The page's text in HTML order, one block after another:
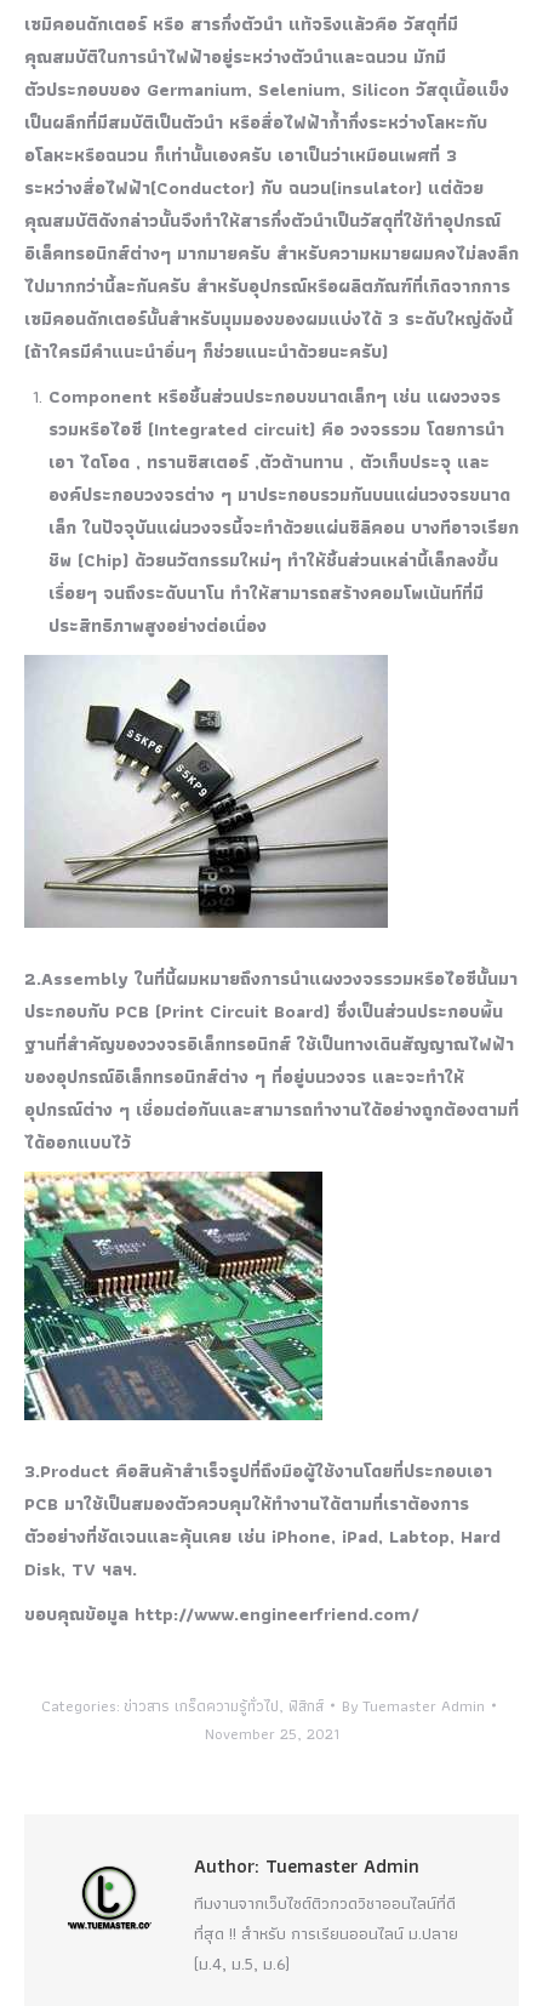
เซมิคอนดักเตอร์ หรือ สารกึ่งตัวนำ แท้จริงแล้วคือ วัสดุที่มี
คุณสมบัติในการนำไฟฟ้าอยู่ระหว่างตัวนำและฉนวน มักมี
ตัวประกอบของ Germanium, Selenium, Silicon วัสดุเนื้อแข็ง
เป็นผลึกที่มีสมบัติเป็นตัวนำ หรือสื่อไฟฟ้าก้ำกึ่งระหว่างโลหะกับ
อโลหะหรือฉนวน ก็เท่านั้นเองครับ เอาเป็นว่าเหมือนเพศที่ 3
ระหว่างสื่อไฟฟ้า(Conductor) กับ ฉนวน(insulator) แต่ด้วย
คุณสมบัติดังกล่าวนั้นจึงทำให้สารกึ่งตัวนำเป็นวัสดุที่ใช้ทำอุปกรณ์
อิเล็คทรอนิกส์ต่างๆ มากมายครับ สำหรับความหมายผมคงไม่ลงลึก
ไปมากกว่านี้ละกันครับ สำหรับอุปกรณ์หรือผลิตภัณฑ์ที่เกิดจากการ
เซมิคอนดักเตอร์นั้นสำหรับมุมมองของผมแบ่งได้ 3 ระดับใหญ่ดังนี้
(ถ้าใครมีคำแนะนำอื่นๆ ก็ช่วยแนะนำด้วยนะครับ)
Component หรือชิ้นส่วนประกอบขนาดเล็กๆ เช่น แผงวงจร
รวมหรือไอซี (Integrated circuit) คือ วงจรรวม โดยการนำ
เอา ไดโอด , ทรานซิสเตอร์ ,ตัวต้านทาน , ตัวเก็บประจุ และ
องค์ประกอบวงจรต่าง ๆ มาประกอบรวมกันบนแผ่นวงจรขนาด
เล็ก ในปัจจุบันแผ่นวงจรนี้จะทำด้วยแผ่นซิลิคอน บางทีอาจเรียก
ชิพ (Chip) ด้วยนวัตกรรมใหม่ๆ ทำให้ชิ้นส่วนเหล่านี้เล็กลงขึ้น
เรื่อยๆ จนถึงระดับนาโน ทำให้สามารถสร้างคอมโพเน้นท์ที่มี
ประสิทธิภาพสูงอย่างต่อเนื่อง
2.Assembly ในที่นี้ผมหมายถึงการนำแผงวงจรรวมหรือไอซีนั้นมา
ประกอบกับ PCB (Print Circuit Board) ซึ่งเป็นส่วนประกอบพื้น
ฐานที่สำคัญของวงจรอิเล็กทรอนิกส์ ใช้เป็นทางเดินสัญญาณไฟฟ้า
ของอุปกรณ์อิเล็กทรอนิกส์ต่าง ๆ ที่อยู่บนวงจร และจะทำให้
อุปกรณ์ต่าง ๆ เชื่อมต่อกันและสามารถทำงานได้อย่างถูกต้องตามที่
ได้ออกแบบไว้
3.Product คือสินค้าสำเร็จรูปที่ถึงมือผู้ใช้งานโดยที่ประกอบเอา
PCB มาใช้เป็นสมองตัวควบคุมให้ทำงานได้ตามที่เราต้องการ
ตัวอย่างที่ชัดเจนและคุ้นเคย เช่น iPhone, iPad, Labtop, Hard
Disk, TV ฯลฯ.
ขอบคุณข้อมูล http://www.engineerfriend.com/
Categories: ข่าวสาร เกร็ดความรู้ทั่วไป, ฟิสิกส์ ByTuemaster Admin
November 25, 2021
Author: Tuemaster Admin
ทีมงานจากเว็บไซต์ติวกวดวิชาออนไลน์ที่ดี
ที่สุด !! สำหรับ การเรียนออนไลน์ ม.ปลาย
(ม.4, ม.5, ม.6)